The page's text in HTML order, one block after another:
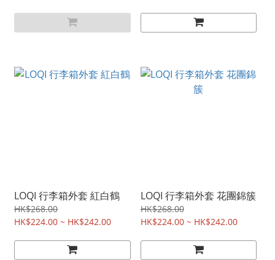
LOQI 行李箱外套 紅白鶴
HK$268.00
HK$224.00 ~ HK$242.00
LOQI 行李箱外套 花團錦簇
HK$268.00
HK$224.00 ~ HK$242.00